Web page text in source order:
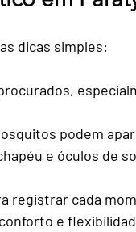
dicas simples:
podem
e óculos de
registrar cada
e